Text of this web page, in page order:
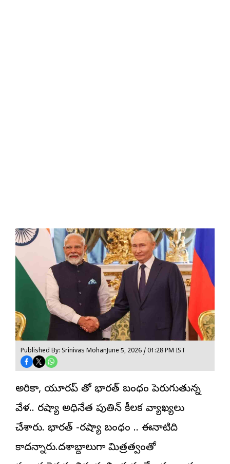
Published By: Srinivas MohanJune 5, 2026 / 01:28 PM IST
అమెరికా, యూరప్ తో భారత్ బంధం పెరుగుతున్న
వేళ.. రష్యా అధినేత పుతిన్ కీలక వ్యాఖ్యలు
చేశారు. భారత్ -రష్యా బంధం .. ఈనాటిది
కాదన్నారు.దశాబ్దాలుగా మిత్రత్వంతో